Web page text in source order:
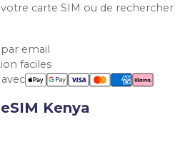
carte SIM ou de rechercher
email
faciles
Kenya